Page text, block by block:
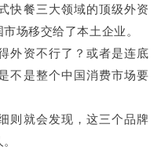
快餐三大领域的顶级外资
场移交给了本土企业。
外资不行了？或者是连底
不是整个中国消费市场要
则就会发现，这三个品牌